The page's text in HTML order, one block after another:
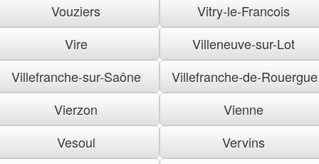
Vouziers
Vitry-le-Francois
Vire
Villeneuve-sur-Lot
Villefranche-sur-Saône
Villefranche-de-Rouergue
Vierzon
Vienne
Vesoul
Vervins